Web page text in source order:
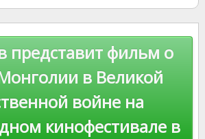
фильм о
в Великой
войне на
кинофестивале в